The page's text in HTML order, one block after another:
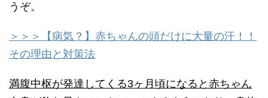
うぞ。
＞＞＞【病気？】赤ちゃんの頭だけに大量の汗！！
その理由と対策法
満腹中枢が発達してくる3ヶ月頃になると赤ちゃん